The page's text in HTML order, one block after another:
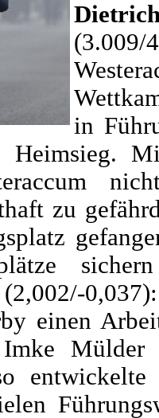
(3.009/
in
Heimsieg.
zu
(2,002/-
einen